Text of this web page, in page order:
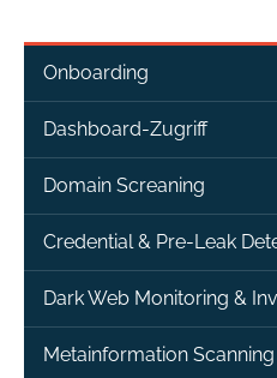
Onboarding
Dashboard-Zugriff
Domain Screaning
Credential & Pre-Leak
Dark Web Monitoring &
Metainformation Scanning